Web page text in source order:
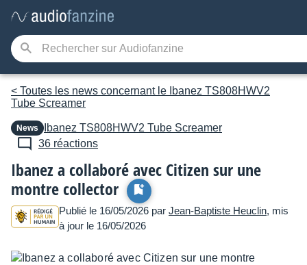
< Toutes les news concernant le Ibanez TS808HWV2
Tube Screamer
News Ibanez TS808HWV2 Tube Screamer
36 réactions
Ibanez a collaboré avec Citizen sur une
montre collector
Publié le 16/05/2026 par Jean-Baptiste Heuclin, mis
à jour le 16/05/2026